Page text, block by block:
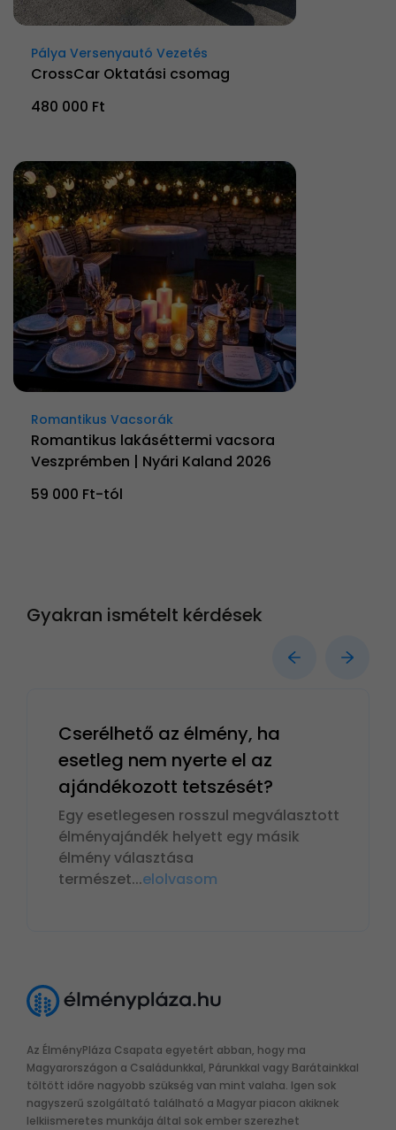
Pálya Versenyautó Vezetés
CrossCar Oktatási csomag
480 000 Ft
Romantikus Vacsorák
Romantikus lakáséttermi vacsora
Veszprémben | Nyári Kaland 2026
59 000 Ft-tól
Gyakran ismételt kérdések
Cserélhető az élmény, ha
esetleg nem nyerte el az
ajándékozott tetszését?
Egy esetlegesen rosszul megválasztott
élményajándék helyett egy másik
élmény választása
természet...elolvasom
Az ÉlményPláza Csapata egyetért abban, hogy ma
Magyarországon a Családunkkal, Párunkkal vagy Barátainkkal
töltött időre nagyobb szükség van mint valaha. Igen sok
nagyszerű szolgáltató található a Magyar piacon akiknek
lelkiismeretes munkája által sok ember szerezhet